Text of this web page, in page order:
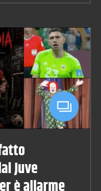
Juve